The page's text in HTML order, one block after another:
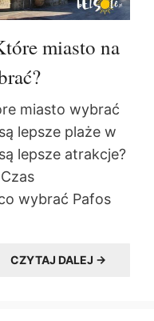
miasto na
miasto wybrać
lepsze plaże w
lepsze atrakcje?
wybrać Pafos
CZYTAJ DALEJ →